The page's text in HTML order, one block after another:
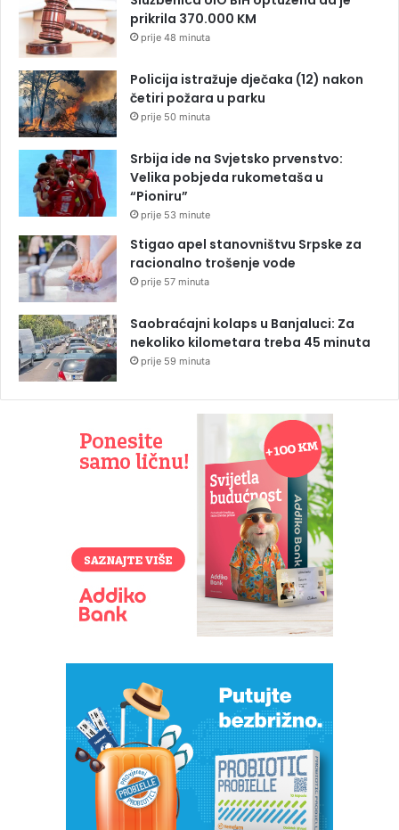
prikrila 370.000 KM
prije 48 minuta
Policija istražuje dječaka (12) nakon
četiri požara u parku
prije 50 minuta
Srbija ide na Svjetsko prvenstvo:
Velika pobjeda rukometaša u
“Pioniru”
prije 53 minute
Stigao apel stanovništvu Srpske za
racionalno trošenje vode
prije 57 minuta
Saobraćajni kolaps u Banjaluci: Za
nekoliko kilometara treba 45 minuta
prije 59 minuta